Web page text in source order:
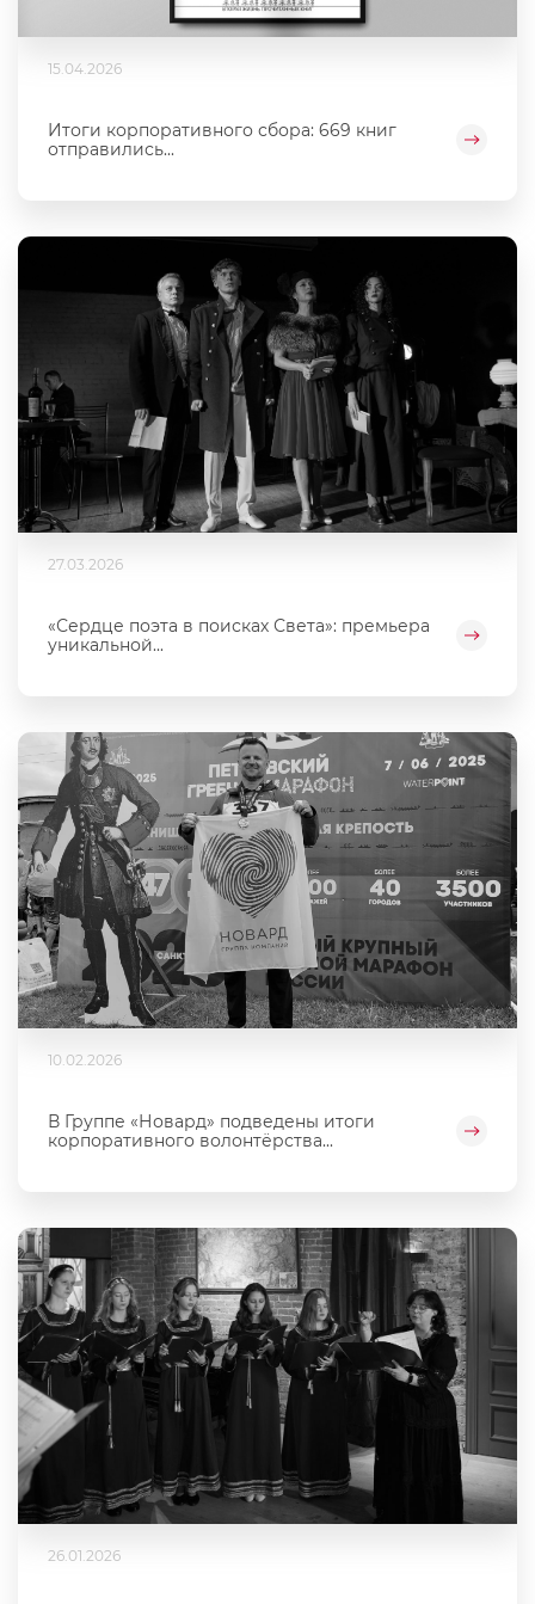
15.04.2026
Итоги корпоративного сбора: 669 книг
отправились...
27.03.2026
«Сердце поэта в поисках Света»: премьера
уникальной...
10.02.2026
В Группе «Новард» подведены итоги
корпоративного волонтёрства...
26.01.2026